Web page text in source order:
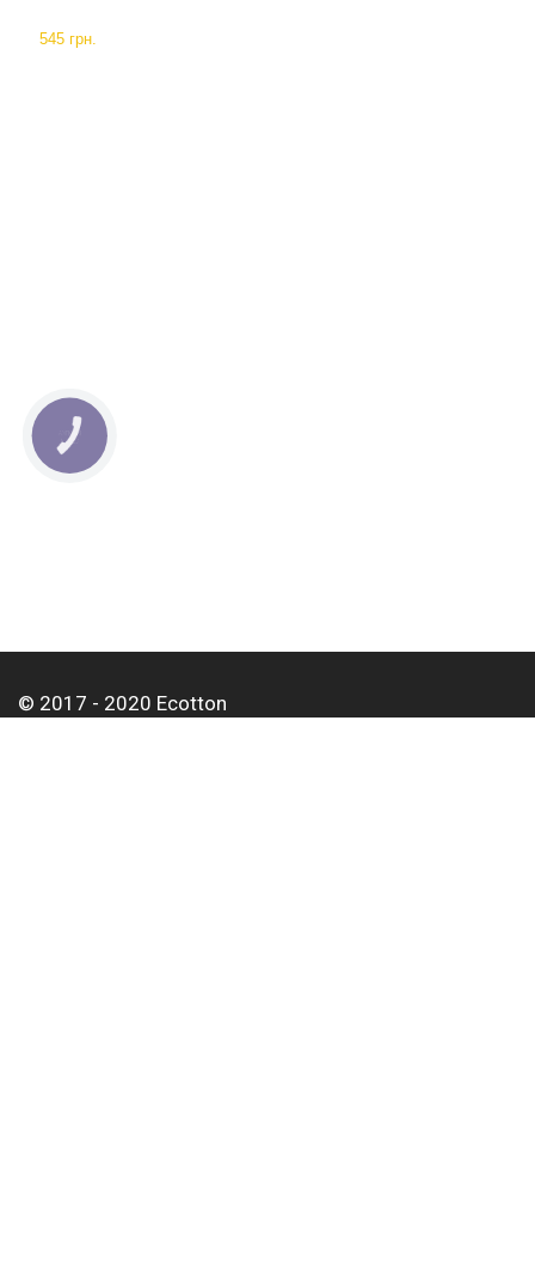
545 грн.
© 2017 - 2020 Ecotton
КНОПКА
СВЯЗИ